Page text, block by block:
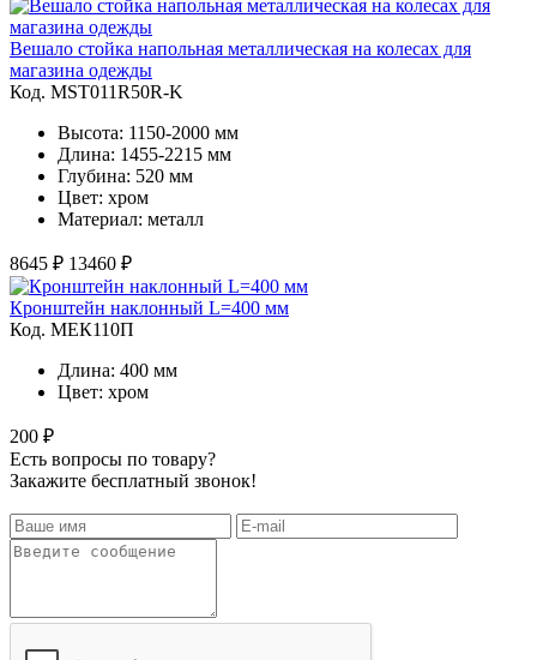
Вешало стойка напольная металлическая на колесах для
магазина одежды
Код. MST011R50R-K
Высота: 1150-2000 мм
Длина: 1455-2215 мм
Глубина: 520 мм
Цвет: хром
Материал: металл
8645 ₽ 13460 ₽
Кронштейн наклонный L=400 мм
Код. MЕК110П
Длина: 400 мм
Цвет: хром
200 ₽
Есть вопросы по товару?
Закажите бесплатный звонок!